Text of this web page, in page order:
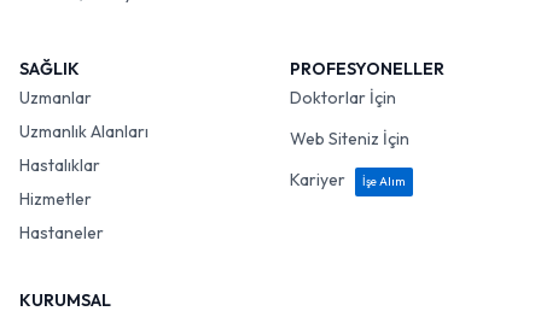
SAĞLIK
Uzmanlar
Uzmanlık Alanları
Hastalıklar
Hizmetler
Hastaneler
PROFESYONELLER
Doktorlar İçin
Web Siteniz İçin
Kariyer
İşe Alım
KURUMSAL